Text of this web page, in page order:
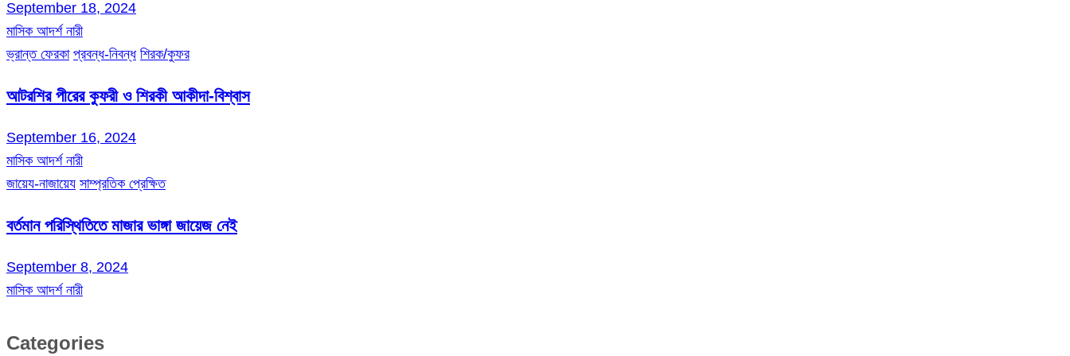
September 18, 2024
মাসিক আদর্শ নারী
ভ্রান্ত ফেরকা প্রবন্ধ-নিবন্ধ শিরক/কুফর
আটরশির পীরের কুফরী ও শিরকী আকীদা-বিশ্বাস
September 16, 2024
মাসিক আদর্শ নারী
জায়েয-নাজায়েয সাম্প্রতিক প্রেক্ষিত
বর্তমান পরিস্থিতিতে মাজার ভাঙ্গা জায়েজ নেই
September 8, 2024
মাসিক আদর্শ নারী
Categories